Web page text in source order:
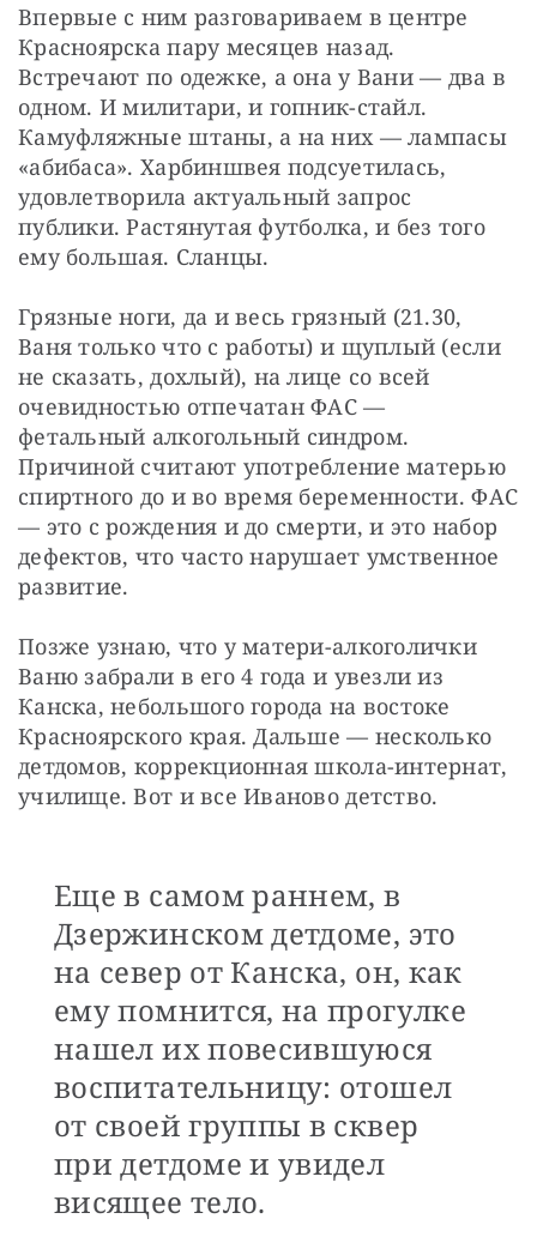
Впервые с ним разговариваем в центре
Красноярска пару месяцев назад.
Встречают по одежке, а она у Вани — два в
одном. И милитари, и гопник-стайл.
Камуфляжные штаны, а на них — лампасы
«абибаса». Харбиншвея подсуетилась,
удовлетворила актуальный запрос
публики. Растянутая футболка, и без того
ему большая. Сланцы.
Грязные ноги, да и весь грязный (21.30,
Ваня только что с работы) и щуплый (если
не сказать, дохлый), на лице со всей
очевидностью отпечатан ФАС —
фетальный алкогольный синдром.
Причиной считают употребление матерью
спиртного до и во время беременности. ФАС
— это с рождения и до смерти, и это набор
дефектов, что часто нарушает умственное
развитие.
Позже узнаю, что у матери-алкоголички
Ваню забрали в его 4 года и увезли из
Канска, небольшого города на востоке
Красноярского края. Дальше — несколько
детдомов, коррекционная школа-интернат,
училище. Вот и все Иваново детство.
Еще в самом раннем, в
Дзержинском детдоме, это
на север от Канска, он, как
ему помнится, на прогулке
нашел их повесившуюся
воспитательницу: отошел
от своей группы в сквер
при детдоме и увидел
висящее тело.